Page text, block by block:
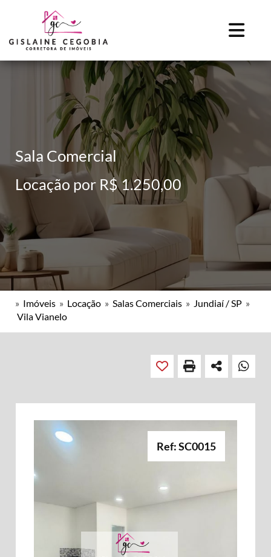
Sala Comercial
Locação por R$ 1.250,00
» Imóveis » Locação » Salas Comerciais » Jundiaí / SP »
Vila Vianelo
Ref: SC0015